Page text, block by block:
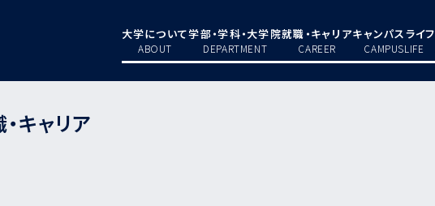
大学について
ABOUT
学部・学科・大学院
DEPARTMENT
就職・キャリア
CAREER
キャンパスライフ
CAMPUSLIFE
キャリア